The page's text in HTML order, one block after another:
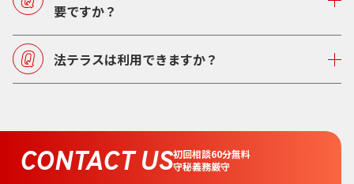
要ですか？
法テラスは利用できますか？
CONTACT US初回相談60分無料
守秘義務厳守